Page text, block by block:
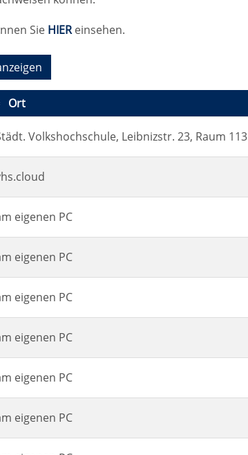
Sie HIEReinsehen.
Ort
Volkshochschule, Leibnizstr. 23, Raum 113
eigenen PC
eigenen PC
eigenen PC
eigenen PC
eigenen PC
eigenen PC